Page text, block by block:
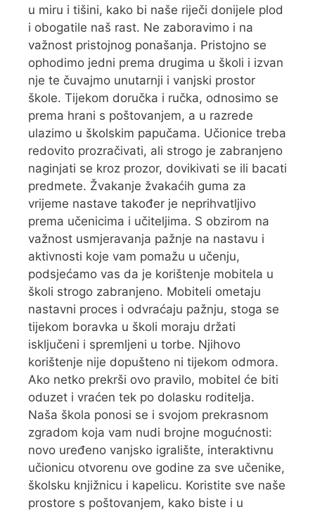
u miru i tišini, kako bi naše riječi donijele plod
i obogatile naš rast. Ne zaboravimo i na
važnost pristojnog ponašanja. Pristojno se
ophodimo jedni prema drugima u školi i izvan
nje te čuvajmo unutarnji i vanjski prostor
škole. Tijekom doručka i ručka, odnosimo se
prema hrani s poštovanjem, a u razrede
ulazimo u školskim papučama. Učionice treba
redovito prozračivati, ali strogo je zabranjeno
naginjati se kroz prozor, dovikivati se ili bacati
predmete. Žvakanje žvakaćih guma za
vrijeme nastave također je neprihvatljivo
prema učenicima i učiteljima. S obzirom na
važnost usmjeravanja pažnje na nastavu i
aktivnosti koje vam pomažu u učenju,
podsjećamo vas da je korištenje mobitela u
školi strogo zabranjeno. Mobiteli ometaju
nastavni proces i odvraćaju pažnju, stoga se
tijekom boravka u školi moraju držati
isključeni i spremljeni u torbe. Njihovo
korištenje nije dopušteno ni tijekom odmora.
Ako netko prekrši ovo pravilo, mobitel će biti
oduzet i vraćen tek po dolasku roditelja.
Naša škola ponosi se i svojom prekrasnom
zgradom koja vam nudi brojne mogućnosti:
novo uređeno vanjsko igralište, interaktivnu
učionicu otvorenu ove godine za sve učenike,
školsku knjižnicu i kapelicu. Koristite sve naše
prostore s poštovanjem, kako biste i u